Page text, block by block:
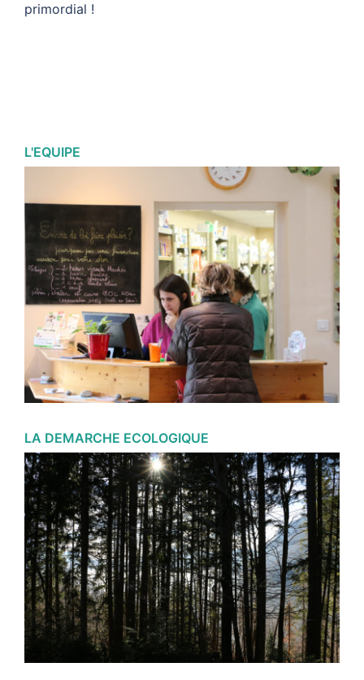
primordial !
L'EQUIPE
LA DEMARCHE ECOLOGIQUE